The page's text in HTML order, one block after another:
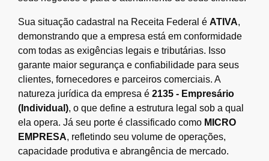
Sua situação cadastral na Receita Federal é ATIVA,
demonstrando que a empresa está em conformidade
com todas as exigências legais e tributárias. Isso
garante maior segurança e confiabilidade para seus
clientes, fornecedores e parceiros comerciais. A
natureza jurídica da empresa é 2135 - Empresário
(Individual), o que define a estrutura legal sob a qual
ela opera. Já seu porte é classificado como MICRO
EMPRESA, refletindo seu volume de operações,
capacidade produtiva e abrangência de mercado.